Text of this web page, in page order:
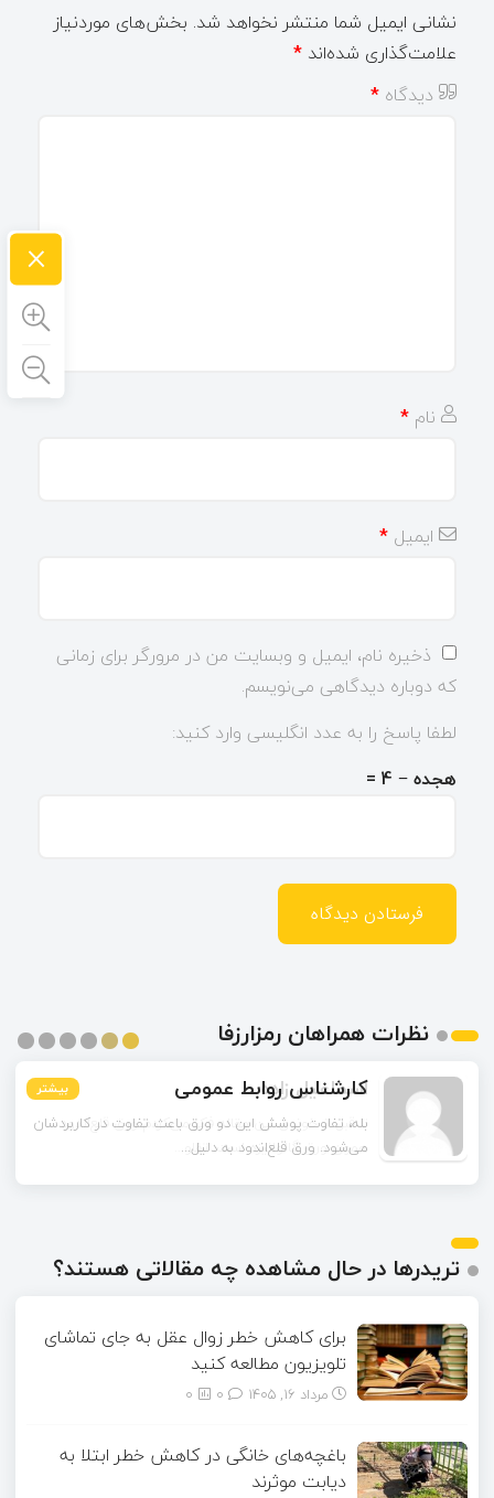
نشانی ایمیل شما منتشر نخواهد شد. بخش‌های موردنیاز
علامت‌گذاری شده‌اند *
دیدگاه *
نام *
ایمیل *
ذخیره نام، ایمیل و وبسایت من در مرورگر برای زمانی
که دوباره دیدگاهی می‌نویسم.
لطفا پاسخ را به عدد انگلیسی وارد کنید:
هجده − 4 =
نظرات همراهان رمزارزفا
بیشتر اسماعیل زاده بیشتر
تا قبل از خوندن این مقاله فکر می‌کردم ورق قلع‌اندود
همون ورق گالوانیزه است. تفاو...
بیشتر
بیشتر
بیشتر
بیشتر
تریدرها در حال مشاهده چه مقالاتی هستند؟
برای کاهش خطر زوال عقل به جای تماشای
تلویزیون مطالعه کنید
مرداد ۱۶, ۱۴۰۵ 0
باغچه‌های خانگی در کاهش خطر ابتلا به
دیابت موثرند
×